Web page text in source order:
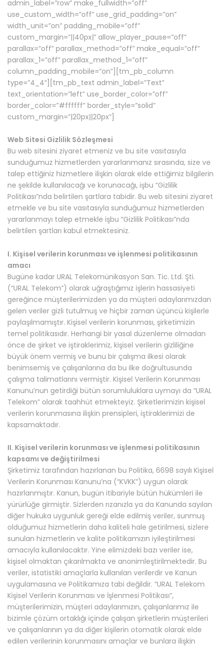
admin_label=”row” make_fullwidth=”off”
use_custom_width=”off” use_grid_padding=”on”
width_unit=”on” padding_mobile=”off”
custom_margin=”||40px|” allow_player_pause=”off”
parallax=”off” parallax_method=”off” make_equal=”off”
parallax_1=”off” parallax_method_1=”off”
column_padding_mobile=”on”][tm_pb_column
type=”4_4″][tm_pb_text admin_label=”Text”
text_orientation=”left” use_border_color=”off”
border_color=”#ffffff” border_style=”solid”
custom_margin=”|20px||20px”]
Web Sitesi Gizlilik Sözleşmesi
Bu web sitesini ziyaret etmeniz ve bu site vasıtasıyla
sunduğumuz hizmetlerden yararlanmanız sırasında, size ve
talep ettiğiniz hizmetlere ilişkin olarak elde ettiğimiz bilgilerin
ne şekilde kullanılacağı ve korunacağı, işbu “Gizlilik
Politikası”nda belirtilen şartlara tabidir. Bu web sitesini ziyaret
etmekle ve bu site vasıtasıyla sunduğumuz hizmetlerden
yararlanmayı talep etmekle işbu “Gizlilik Politikası”nda
belirtilen şartları kabul etmektesiniz.
I. Kişisel verilerin korunması ve işlenmesi politikasının
amacı
Bugüne kadar URAL Telekomünikasyon San. Tic. Ltd. Şti.
(“URAL Telekom”) olarak uğraştığımız işlerin hassasiyeti
gereğince müşterilerimizden ya da müşteri adaylarımızdan
gelen veriler gizli tutulmuş ve hiçbir zaman üçüncü kişilerle
paylaşılmamıştır. Kişisel verilerin korunması, şirketimizin
temel politikasıdır. Herhangi bir yasal düzenleme olmadan
önce de şirket ve iştiraklerimiz, kişisel verilerin gizliliğine
büyük önem vermiş ve bunu bir çalışma ilkesi olarak
benimsemiş ve çalışanlarına da bu ilke doğrultusunda
çalışma talimatlarını vermiştir. Kişisel Verilerin Korunması
Kanunu’nun getirdiği bütün sorumluluklara uymayı da “URAL
Telekom” olarak taahhüt etmekteyiz. Şirketlerimizin kişisel
verilerin korunmasına ilişkin prensipleri, iştiraklerimizi de
kapsamaktadır.
II. Kişisel verilerin korunması ve işlenmesi politikasının
kapsamı ve değiştirilmesi
Şirketimiz tarafından hazırlanan bu Politika, 6698 sayılı Kişisel
Verilerin Korunması Kanunu’na (“KVKK”) uygun olarak
hazırlanmıştır. Kanun, bugün itibariyle bütün hükümleri ile
yürürlüğe girmiştir. Sizlerden rızanızla ya da Kanunda sayılan
diğer hukuka uygunluk gereği elde edilmiş veriler, sunmuş
olduğumuz hizmetlerin daha kaliteli hale getirilmesi, sizlere
sunulan hizmetlerin ve kalite politikamızın iyileştirilmesi
amacıyla kullanılacaktır. Yine elimizdeki bazı veriler ise,
kişisel olmaktan çıkarılmakta ve anonimleştirilmektedir. Bu
veriler, istatistiki amaçlarla kullanılan verilerdir ve Kanun
uygulamasına ve Politikamıza tabi değildir. “URAL Telekom
Kişisel Verilerin Korunması ve İşlenmesi Politikası”,
müşterilerimizin, müşteri adaylarımızın, çalışanlarımız ile
bizimle çözüm ortaklığı içinde çalışan şirketlerin müşterileri
ve çalışanlarının ya da diğer kişilerin otomatik olarak elde
edilen verilerinin korunmasını amaçlar ve bunlara ilişkin